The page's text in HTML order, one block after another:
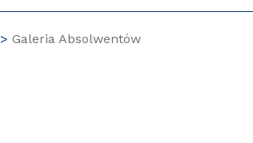
Galeria Absolwentów